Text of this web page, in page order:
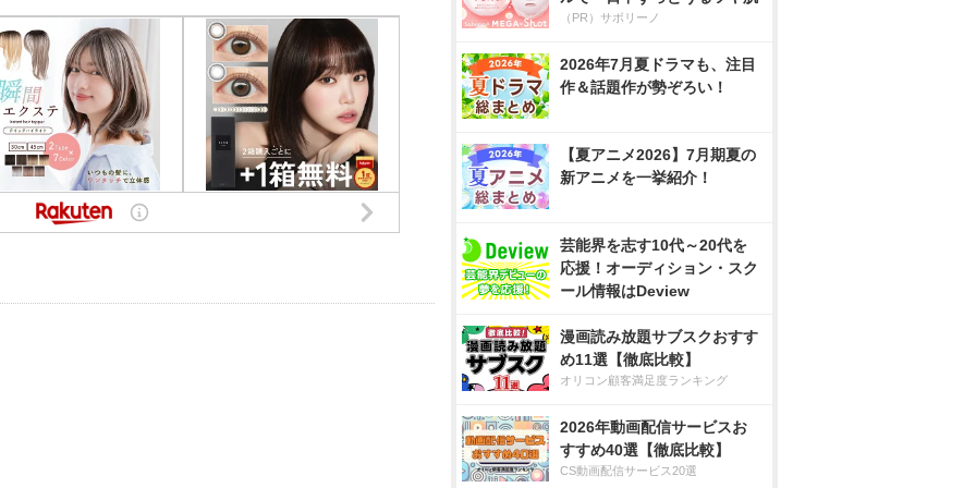
（PR）サボリーノ
2026年7月夏ドラマも、注目
作＆話題作が勢ぞろい！
【夏アニメ2026】7月期夏の
新アニメを一挙紹介！
芸能界を志す10代～20代を
応援！オーディション・スク
ール情報はDeview
漫画読み放題サブスクおすす
め11選【徹底比較】
オリコン顧客満足度ランキング
2026年動画配信サービスお
すすめ40選【徹底比較】
CS動画配信サービス20選